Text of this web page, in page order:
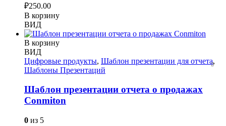
₽250.00
В корзину
ВИД
В корзину
ВИД
Цифровые продукты, Шаблон презентации для отчета,
Шаблоны Презентаций
Шаблон презентации отчета о продажах
Conmiton
0 из 5